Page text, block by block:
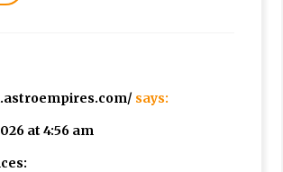
says:
at 4:56 am